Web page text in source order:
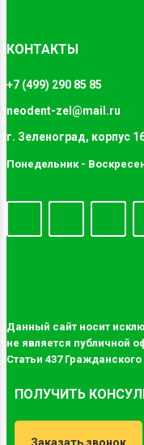
КОНТАКТЫ
+7 (499) 290 85 85
neodent-zel@mail.ru
г. Зеленоград, корпус
Понедельник -
Данный сайт носит
не является публичной
Статьи 437
ПОЛУЧИТЬ
Заказать звонок